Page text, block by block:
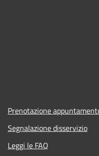
Prenotazione
Segnalazione disservizio
Leggi le FAQ